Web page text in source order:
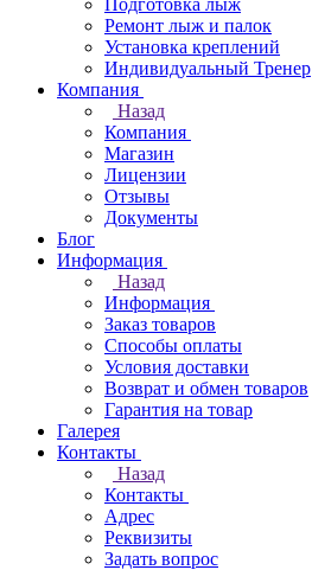
Подготовка лыж
Ремонт лыж и палок
Установка креплений
Индивидуальный Тренер
Компания
Назад
Компания
Магазин
Лицензии
Отзывы
Документы
Блог
Информация
Назад
Информация
Заказ товаров
Способы оплаты
Условия доставки
Возврат и обмен товаров
Гарантия на товар
Галерея
Контакты
Назад
Контакты
Адрес
Реквизиты
Задать вопрос